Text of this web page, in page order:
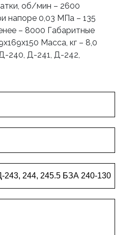
об/мин – 2600
напоре 0,03 МПа – 135
– 8000 Габаритные
Масса, кг – 8,0
240, Д-241, Д-242,